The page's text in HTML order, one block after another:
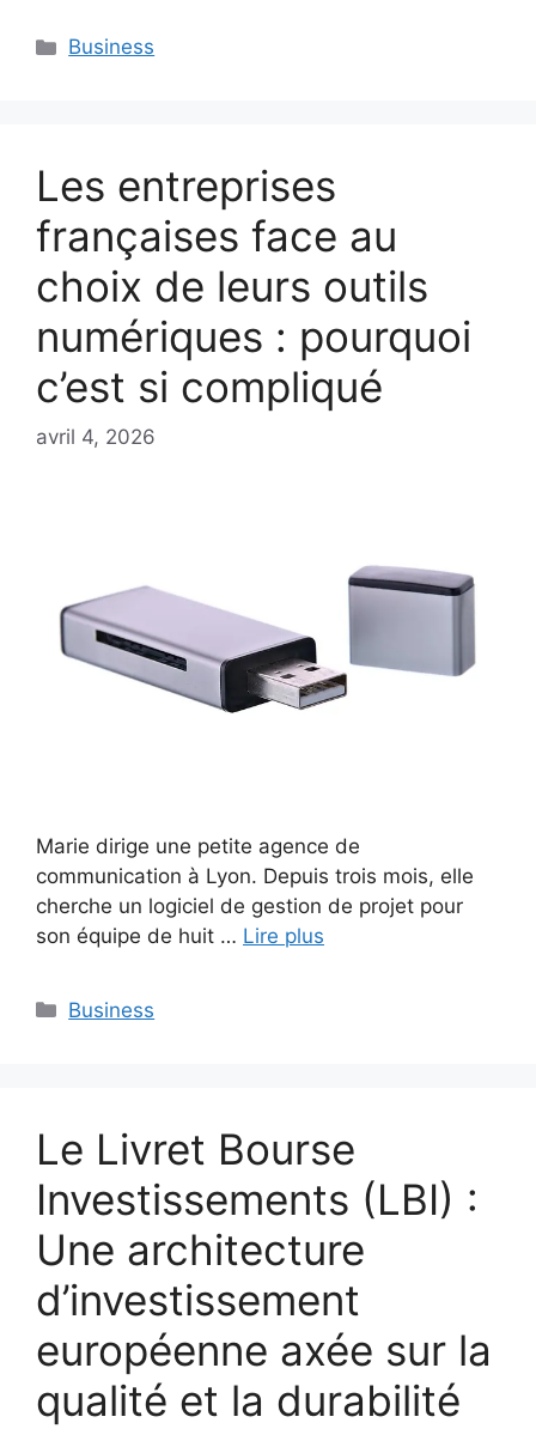
Catégories
Business
Les entreprises
françaises face au
choix de leurs outils
numériques : pourquoi
c’est si compliqué
avril 4, 2026
Marie dirige une petite agence de
communication à Lyon. Depuis trois mois, elle
cherche un logiciel de gestion de projet pour
son équipe de huit … Lire plus
Catégories
Business
Le Livret Bourse
Investissements (LBI) :
Une architecture
d’investissement
européenne axée sur la
qualité et la durabilité